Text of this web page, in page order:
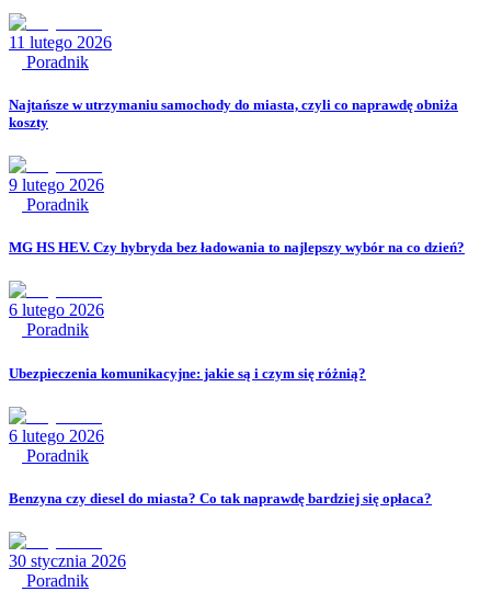
11 lutego 2026
Poradnik
Najtańsze w utrzymaniu samochody do miasta, czyli co naprawdę obniża
koszty
9 lutego 2026
Poradnik
MG HS HEV. Czy hybryda bez ładowania to najlepszy wybór na co dzień?
6 lutego 2026
Poradnik
Ubezpieczenia komunikacyjne: jakie są i czym się różnią?
6 lutego 2026
Poradnik
Benzyna czy diesel do miasta? Co tak naprawdę bardziej się opłaca?
30 stycznia 2026
Poradnik